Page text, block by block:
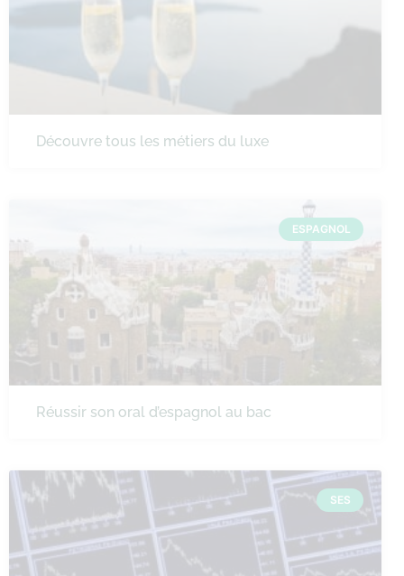
Découvre tous les métiers du luxe
ESPAGNOL
Réussir son oral d’espagnol au bac
SES